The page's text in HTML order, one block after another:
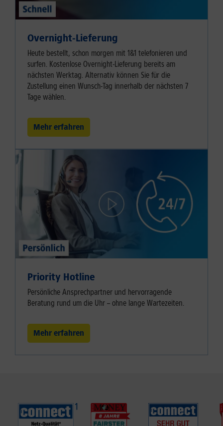
Overnight-Lieferung
Heute bestellt, schon morgen mit 1&1 telefonieren und
surfen. Kostenlose Overnight-Lieferung bereits am
nächsten Werktag. Alternativ können Sie für die
Zustellung einen Wunsch-Tag innerhalb der nächsten 7
Tage wählen.
Mehr erfahren
Priority Hotline
Persönliche Ansprechpartner und hervorragende
Beratung rund um die Uhr – ohne lange Wartezeiten.
Mehr erfahren